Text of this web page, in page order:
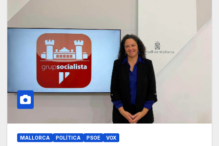
MALLORCA POLÍTICA PSOE VOX